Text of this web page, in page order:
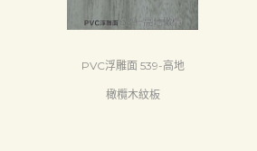
PVC浮雕面 539-高地
橄欖木紋板